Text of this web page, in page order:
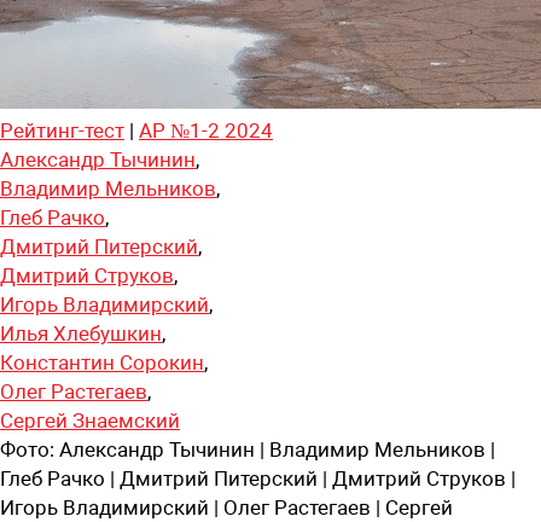
Рейтинг-тест | АР №1-2 2024
Александр Тычинин,
Владимир Мельников,
Глеб Рачко,
Дмитрий Питерский,
Дмитрий Струков,
Игорь Владимирский,
Илья Хлебушкин,
Константин Сорокин,
Олег Растегаев,
Сергей Знаемский
Фото: Александр Тычинин | Владимир Мельников |
Глеб Рачко | Дмитрий Питерский | Дмитрий Струков |
Игорь Владимирский | Олег Растегаев | Сергей